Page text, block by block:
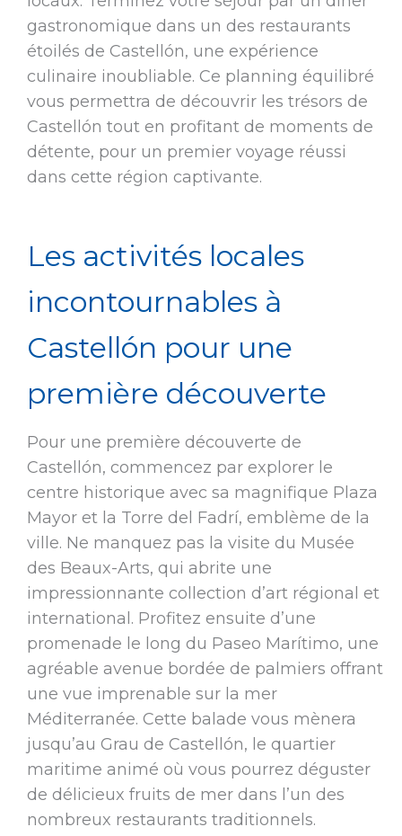
gastronomique dans un des restaurants
étoilés de Castellón, une expérience
culinaire inoubliable. Ce planning équilibré
vous permettra de découvrir les trésors de
Castellón tout en profitant de moments de
détente, pour un premier voyage réussi
dans cette région captivante.
Les activités locales
incontournables à
Castellón pour une
première découverte
Pour une première découverte de
Castellón, commencez par explorer le
centre historique avec sa magnifique Plaza
Mayor et la Torre del Fadrí, emblème de la
ville. Ne manquez pas la visite du Musée
des Beaux-Arts, qui abrite une
impressionnante collection d’art régional et
international. Profitez ensuite d’une
promenade le long du Paseo Marítimo, une
agréable avenue bordée de palmiers offrant
une vue imprenable sur la mer
Méditerranée. Cette balade vous mènera
jusqu’au Grau de Castellón, le quartier
maritime animé où vous pourrez déguster
de délicieux fruits de mer dans l’un des
nombreux restaurants traditionnels.